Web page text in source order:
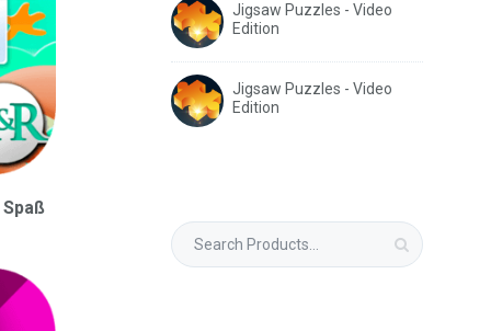
Jigsaw Puzzles - Video
Edition
Jigsaw Puzzles - Video
Edition